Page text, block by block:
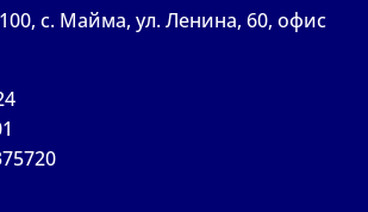
с. Майма, ул. Ленина, 60, офис